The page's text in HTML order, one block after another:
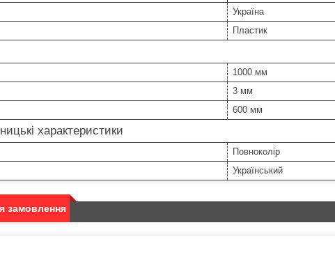
Україна
Пластик
1000 мм
3 мм
600 мм
характеристики
Повноколір
Український
замовлення